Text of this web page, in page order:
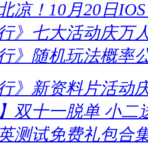
凉！10月20日
》七大活动庆万
》随机玩法概率
》新资料片活动
双十一脱单 小二
测试免费礼包合